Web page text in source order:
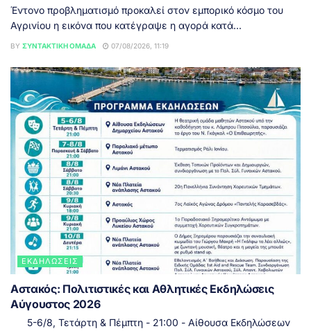
Έντονο προβληματισμό προκαλεί στον εμπορικό κόσμο του
Αγρινίου η εικόνα που κατέγραψε η αγορά κατά...
BY ΣΥΝΤΑΚΤΙΚΉ ΟΜΆΔΑ 07/08/2026, 11:19
ΕΚΔΗΛΏΣΕΙΣ
Αστακός: Πολιτιστικές και Αθλητικές Εκδηλώσεις
Αύγουστος 2026
5-6/8, Τετάρτη & Πέμπτη - 21:00 - Αίθουσα Εκδηλώσεων